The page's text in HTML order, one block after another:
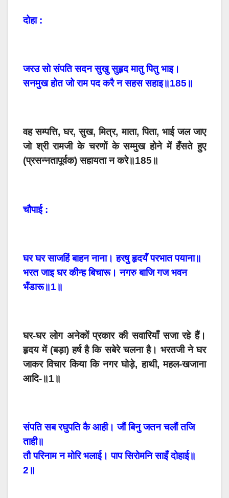
दोहा :
जरउ सो संपति सदन सुखु सुहृद मातु पितु भाइ।
सनमुख होत जो राम पद करै न सहस सहाइ॥185॥
वह सम्पत्ति, घर, सुख, मित्र, माता, पिता, भाई जल जाए
जो श्री रामजी के चरणों के सम्मुख होने में हँसते हुए
(प्रसन्नतापूर्वक) सहायता न करे॥185॥
चौपाई :
घर घर साजहिं बाहन नाना। हरषु हृदयँ परभात पयाना॥
भरत जाइ घर कीन्ह बिचारू। नगरु बाजि गज भवन
भँडारू॥1॥
घर-घर लोग अनेकों प्रकार की सवारियाँ सजा रहे हैं।
हृदय में (बड़ा) हर्ष है कि सबेरे चलना है। भरतजी ने घर
जाकर विचार किया कि नगर घोड़े, हाथी, महल-खजाना
आदि-॥1॥
संपति सब रघुपति कै आही। जौं बिनु जतन चलौं तजि
ताही॥
तौ परिनाम न मोरि भलाई। पाप सिरोमनि साइँ दोहाई॥
2॥